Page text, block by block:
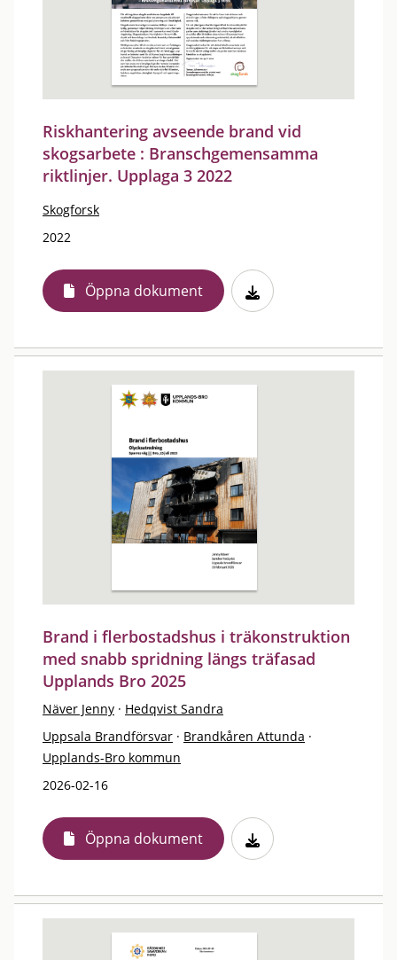
Riskhantering avseende brand vid
skogsarbete : Branschgemensamma
riktlinjer. Upplaga 3 2022
Skogforsk
2022
Öppna dokument
Brand i flerbostadshus i träkonstruktion
med snabb spridning längs träfasad
Upplands Bro 2025
Näver Jenny · Hedqvist Sandra
Uppsala Brandförsvar · Brandkåren Attunda ·
Upplands-Bro kommun
2026-02-16
Öppna dokument